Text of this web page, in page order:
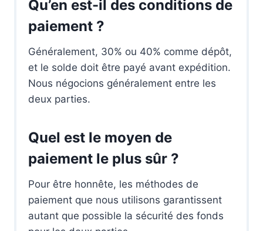
Qu’en est-il des conditions de
paiement ?
Généralement, 30% ou 40% comme dépôt,
et le solde doit être payé avant expédition.
Nous négocions généralement entre les
deux parties.
Quel est le moyen de
paiement le plus sûr ?
Pour être honnête, les méthodes de
paiement que nous utilisons garantissent
autant que possible la sécurité des fonds